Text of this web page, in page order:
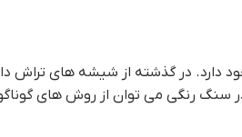
دارد. در گذشته از شیشه های تراش
رنگي می توان از روش های